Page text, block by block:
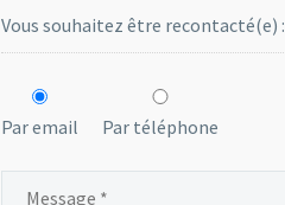
Vous souhaitez être recontacté(e) :
Par email Par téléphone